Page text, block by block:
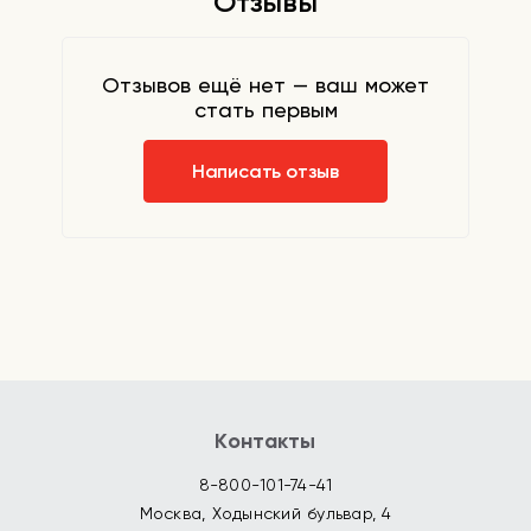
Отзывов ещё нет — ваш может
стать первым
Написать отзыв
Контакты
8-800-101-74-41
Москва, Ходынский бульвар, 4